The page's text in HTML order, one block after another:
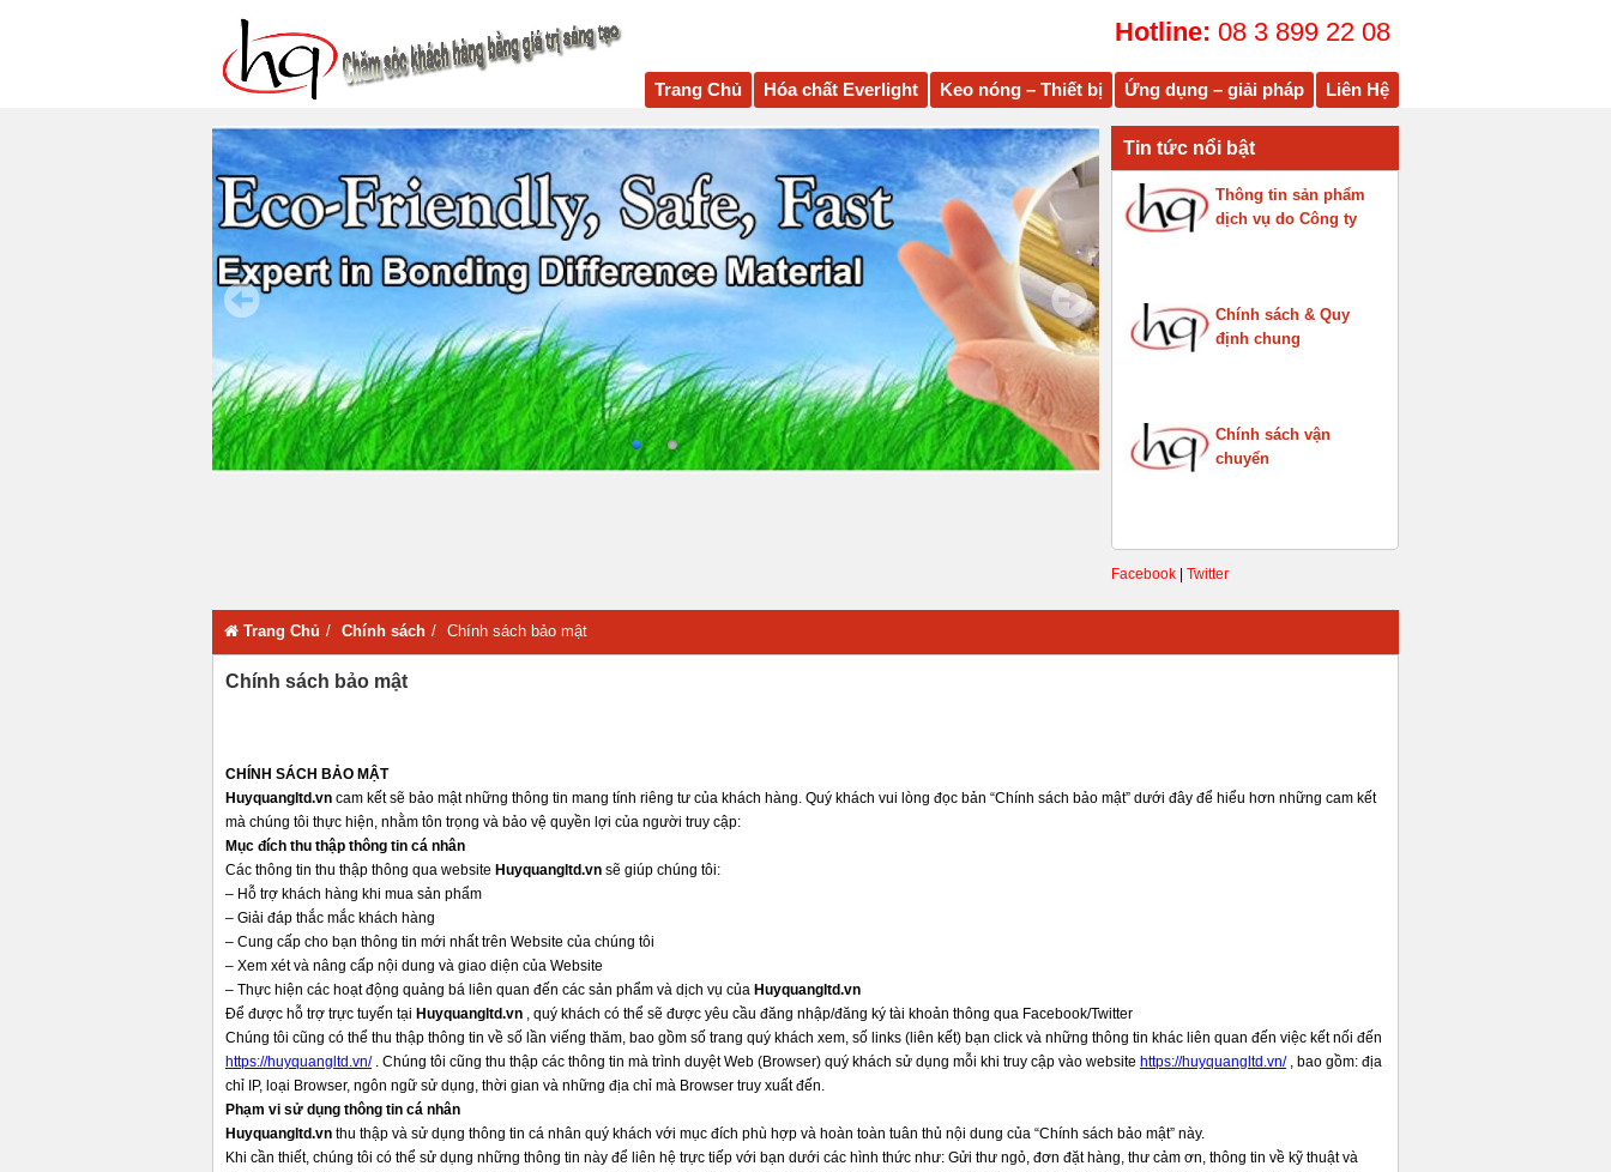
Hotline: 08 3 899 22 08
Trang Chủ Hóa chất Everlight Keo nóng – Thiết bị Ứng dụng – giải pháp Liên Hệ
Tin tức nổi bật
Thông tin sản phẩm
dịch vụ do Công ty
Chính sách & Quy
định chung
Chính sách vận
chuyển
Facebook Twitter
Trang Chủ Chính sách Chính sách bảo mật
Chính sách bảo mật
CHÍNH SÁCH BẢO MẬT
Huyquangltd.vn cam kết sẽ bảo mật những thông tin mang tính riêng tư của khách hàng. Quý khách vui lòng đọc bản “Chính sách bảo mật” dưới đây để hiểu hơn những cam kết
mà chúng tôi thực hiện, nhằm tôn trọng và bảo vệ quyền lợi của người truy cập:
Mục đích thu thập thông tin cá nhân
Các thông tin thu thập thông qua website Huyquangltd.vn sẽ giúp chúng tôi:
– Hỗ trợ khách hàng khi mua sản phẩm
– Giải đáp thắc mắc khách hàng
– Cung cấp cho bạn thông tin mới nhất trên Website của chúng tôi
– Xem xét và nâng cấp nội dung và giao diện của Website
– Thực hiện các hoạt động quảng bá liên quan đến các sản phẩm và dịch vụ của Huyquangltd.vn
Để được hỗ trợ trực tuyến tại Huyquangltd.vn , quý khách có thể sẽ được yêu cầu đăng nhập/đăng ký tài khoản thông qua Facebook/Twitter
Chúng tôi cũng có thể thu thập thông tin về số lần viếng thăm, bao gồm số trang quý khách xem, số links (liên kết) bạn click và những thông tin khác liên quan đến việc kết nối đến
https://huyquangltd.vn/. Chúng tôi cũng thu thập các thông tin mà trình duyệt Web (Browser) quý khách sử dụng mỗi khi truy cập vào website https://huyquangltd.vn/, bao gồm: địa
chỉ IP, loại Browser, ngôn ngữ sử dụng, thời gian và những địa chỉ mà Browser truy xuất đến.
Phạm vi sử dụng thông tin cá nhân
Huyquangltd.vn thu thập và sử dụng thông tin cá nhân quý khách với mục đích phù hợp và hoàn toàn tuân thủ nội dung của “Chính sách bảo mật” này.
Khi cần thiết, chúng tôi có thể sử dụng những thông tin này để liên hệ trực tiếp với bạn dưới các hình thức như: Gửi thư ngỏ, đơn đặt hàng, thư cảm ơn, thông tin về kỹ thuật và